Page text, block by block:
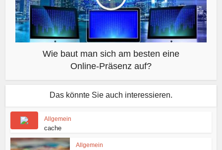
Wie baut man sich am besten eine
Online-Präsenz auf?
Das könnte Sie auch interessieren.
Allgemein
cache
Allgemein